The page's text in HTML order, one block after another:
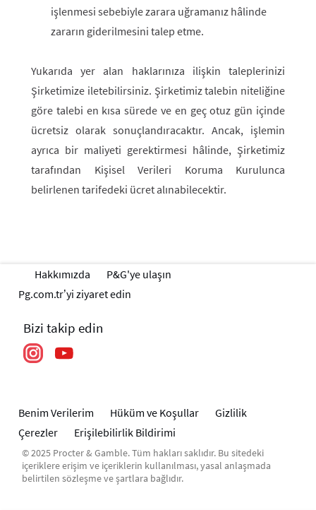
işlenmesi sebebiyle zarara uğramanız hâlinde
zararın giderilmesini talep etme.
Yukarıda yer alan haklarınıza ilişkin taleplerinizi
Şirketimize iletebilirsiniz. Şirketimiz talebin niteliğine
göre talebi en kısa sürede ve en geç otuz gün içinde
ücretsiz olarak sonuçlandıracaktır. Ancak, işlemin
ayrıca bir maliyeti gerektirmesi hâlinde, Şirketimiz
tarafından Kişisel Verileri Koruma Kurulunca
belirlenen tarifedeki ücret alınabilecektir.
Hakkımızda
P&G'ye ulaşın
Pg.com.tr’yi ziyaret edin
Bizi takip edin
Benim Verilerim Hüküm ve Koşullar
Gizlilik
Çerezler
Erişilebilirlik Bildirimi
© 2025 Procter & Gamble. Tüm hakları saklıdır. Bu sitedeki
içeriklere erişim ve içeriklerin kullanılması, yasal anlaşmada
belirtilen sözleşme ve şartlara bağlıdır.